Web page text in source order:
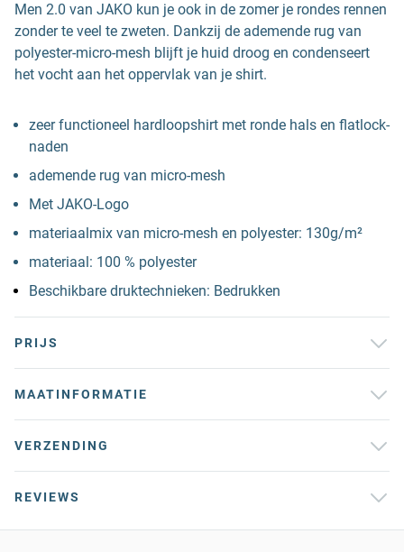
Men 2.0 van JAKO kun je ook in de zomer je rondes rennen
zonder te veel te zweten. Dankzij de ademende rug van
polyester-micro-mesh blijft je huid droog en condenseert
het vocht aan het oppervlak van je shirt.
zeer functioneel hardloopshirt met ronde hals en flatlock-
naden
ademende rug van micro-mesh
Met JAKO-Logo
materiaalmix van micro-mesh en polyester: 130g/m²
materiaal: 100 % polyester
Beschikbare druktechnieken: Bedrukken
PRIJS
MAATINFORMATIE
VERZENDING
REVIEWS